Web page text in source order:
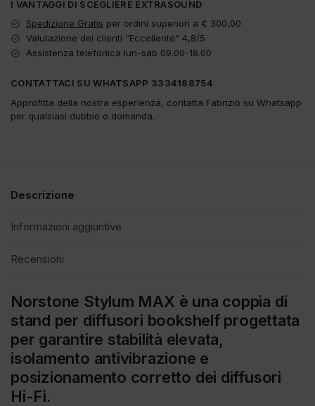
I VANTAGGI DI SCEGLIERE EXTRASOUND
Spedizione Gratis per ordini superiori a € 300,00
Valutazione dei clienti “Eccellente” 4,8/5
Assistenza telefonica lun-sab 09.00-18.00
CONTATTACI SU WHATSAPP 3334188754
Approfitta della nostra esperienza, contatta Fabrizio su Whatsapp
per qualsiasi dubbio o domanda.
Descrizione
Informazioni aggiuntive
Recensioni
Norstone Stylum MAX è una coppia di
stand per diffusori bookshelf progettata
per garantire stabilità elevata,
isolamento antivibrazione e
posizionamento corretto dei diffusori
Hi-Fi.